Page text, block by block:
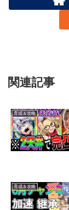
関連記事
育成＆攻略
育成＆攻略